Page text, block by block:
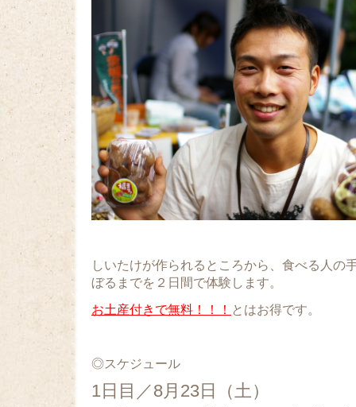
しいたけが作られるところから、食べる人の
ぼるまでを２日間で体験します。
お土産付きで無料！！！ とはお得です。
◎スケジュール
1日目／8月23日（土）